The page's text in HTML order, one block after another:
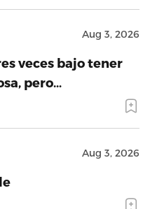
Aug 3, 2026
veces bajo tener
pero…
Aug 3, 2026